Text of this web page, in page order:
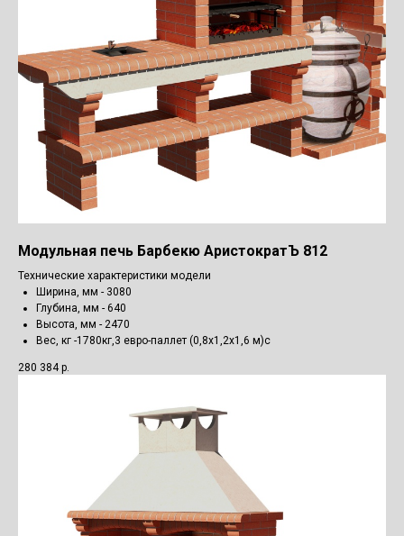
Модульная печь Барбекю АристократЪ 812
Технические характеристики модели
Ширина, мм - 3080
Глубина, мм - 640
Высота, мм - 2470
Вес, кг -1780кг,3 евро-паллет (0,8х1,2х1,6 м)с
280 384 р.